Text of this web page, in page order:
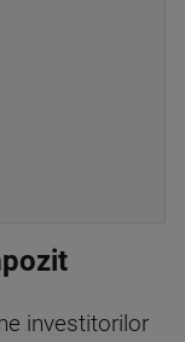
investitorilor